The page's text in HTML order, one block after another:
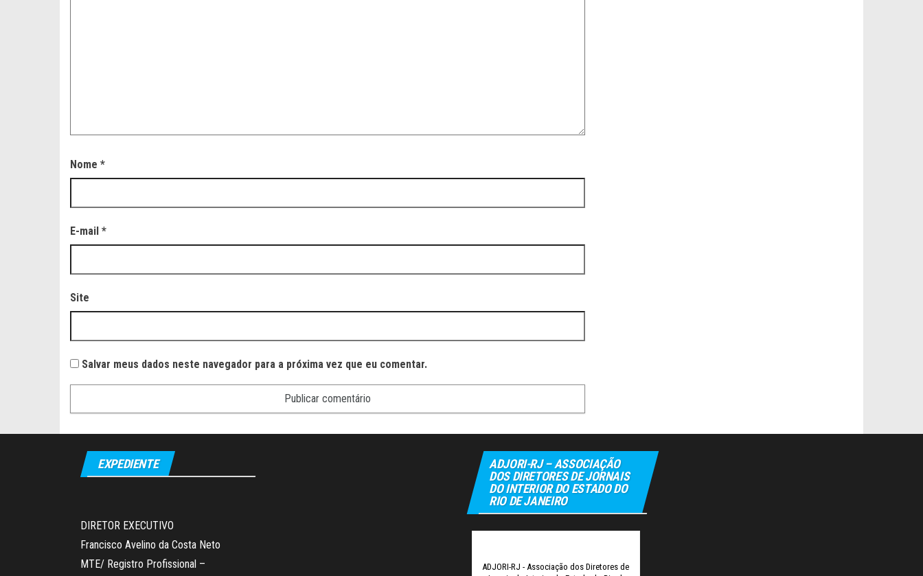
Nome *
E-mail *
Site
Salvar meus dados neste navegador para a próxima vez que eu comentar.
EXPEDIENTE
DIRETOR EXECUTIVO
Francisco Avelino da Costa Neto
MTE/ Registro Profissional –
ADJORI-RJ – ASSOCIAÇÃO
DOS DIRETORES DE JORNAIS
DO INTERIOR DO ESTADO DO
RIO DE JANEIRO
ADJORI-RJ - Associação dos Diretores de